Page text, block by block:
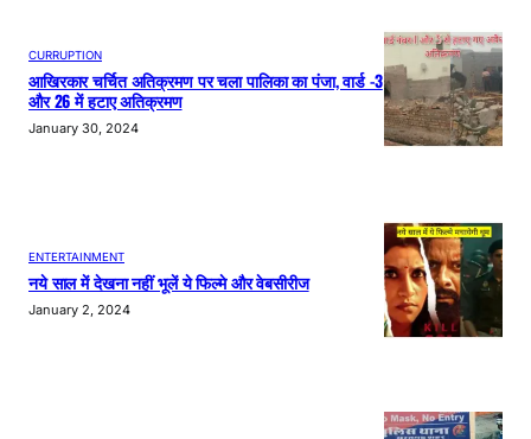
CURRUPTION
आखिरकार चर्चित अतिक्रमण पर चला पालिका का पंजा, वार्ड -3
और 26 में हटाए अतिक्रमण
January 30, 2024
ENTERTAINMENT
नये साल में देखना नहीं भूलें ये फिल्मे और वेबसीरीज
January 2, 2024